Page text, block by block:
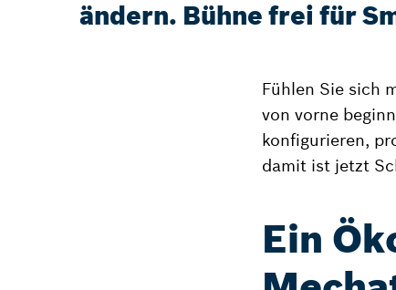
ändern. Bühne frei für
Fühlen Sie sich
von vorne
konfigurieren,
damit ist jetzt
Ein